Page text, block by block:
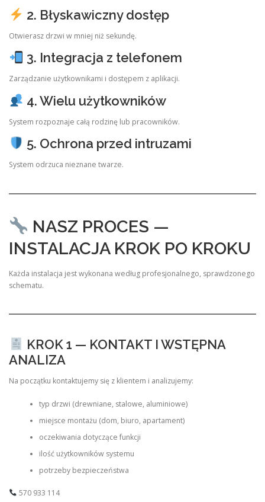
2. Błyskawiczny dostęp
Otwierasz drzwi w mniej niż sekundę.
3. Integracja z telefonem
Zarządzanie użytkownikami i dostępem z aplikacji.
4. Wielu użytkowników
System rozpoznaje całą rodzinę lub pracowników.
5. Ochrona przed intruzami
System odrzuca nieznane twarze.
NASZ PROCES —
INSTALACJA KROK PO KROKU
Każda instalacja jest wykonana według profesjonalnego, sprawdzonego
schematu.
KROK 1 — KONTAKT I WSTĘPNA
ANALIZA
Na początku kontaktujemy się z klientem i analizujemy:
typ drzwi (drewniane, stalowe, aluminiowe)
miejsce montażu (dom, biuro, apartament)
oczekiwania dotyczące funkcji
ilość użytkowników systemu
potrzeby bezpieczeństwa
570 933 114